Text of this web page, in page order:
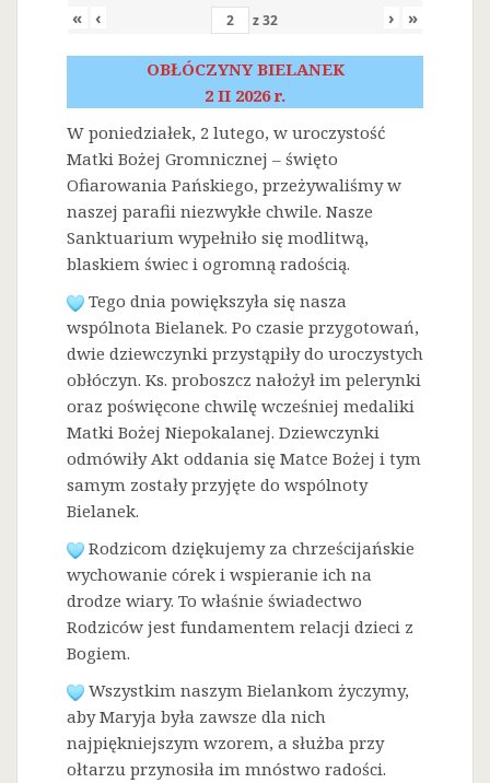
« ‹ z32 › »
OBŁÓCZYNY BIELANEK
2 II 2026 r.
W poniedziałek, 2 lutego, w uroczystość
Matki Bożej Gromnicznej – święto
Ofiarowania Pańskiego, przeżywaliśmy w
naszej parafii niezwykłe chwile. Nasze
Sanktuarium wypełniło się modlitwą,
blaskiem świec i ogromną radością.
Tego dnia powiększyła się nasza
wspólnota Bielanek. Po czasie przygotowań,
dwie dziewczynki przystąpiły do uroczystych
obłóczyn. Ks. proboszcz nałożył im pelerynki
oraz poświęcone chwilę wcześniej medaliki
Matki Bożej Niepokalanej. Dziewczynki
odmówiły Akt oddania się Matce Bożej i tym
samym zostały przyjęte do wspólnoty
Bielanek.
Rodzicom dziękujemy za chrześcijańskie
wychowanie córek i wspieranie ich na
drodze wiary. To właśnie świadectwo
Rodziców jest fundamentem relacji dzieci z
Bogiem.
Wszystkim naszym Bielankom życzymy,
aby Maryja była zawsze dla nich
najpiękniejszym wzorem, a służba przy
ołtarzu przynosiła im mnóstwo radości.